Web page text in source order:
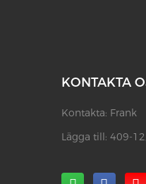
KONTAKTA
Kontakta: Frank
Lägga till: 409-